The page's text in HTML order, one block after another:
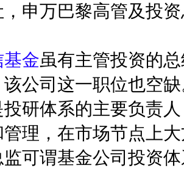
，申万巴黎高管及投
金虽有主管投资的
公司这一职位也空
研体系的主要负责
管理，在市场节点上
监可谓基金公司投资